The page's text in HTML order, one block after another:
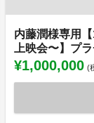
内藤潤様専用
上映会〜】プ
¥1,000,000 (